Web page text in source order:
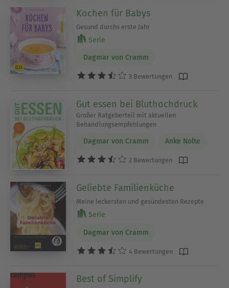
Kochen für Babys
Gesund durchs erste Jahr
Serie
Dagmar von Cramm
3 Bewertungen
Gut essen bei Bluthochdruck
Großer Ratgeberteil mit aktuellen
Behandlungsempfehlungen
Dagmar von Cramm Anke Nolte
2 Bewertungen
Geliebte Familienküche
Meine leckersten und gesündesten Rezepte
Serie
Dagmar von Cramm
4 Bewertungen
Best of Simplify